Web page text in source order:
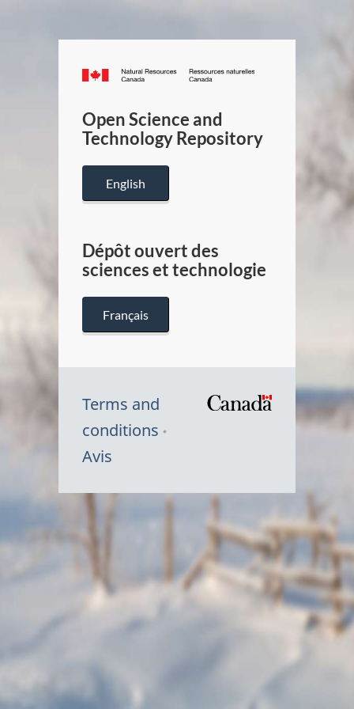
Canada.ca
/
Canada
Open Science and
Technology Repository
English
Dépôt ouvert des
sciences et technologie
Français
Terms and
conditions
Avis
Symbole
Canada